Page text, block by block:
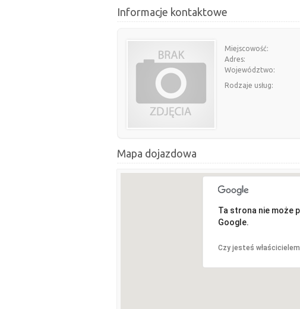
Informacje kontaktowe
Miejscowość:
Adres:
Województwo:
Rodzaje usług:
Mapa dojazdowa
Ta strona nie może
Google.
Czy jesteś